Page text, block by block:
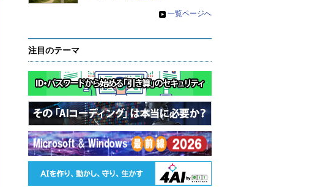
» 一覧ページへ
注目のテーマ